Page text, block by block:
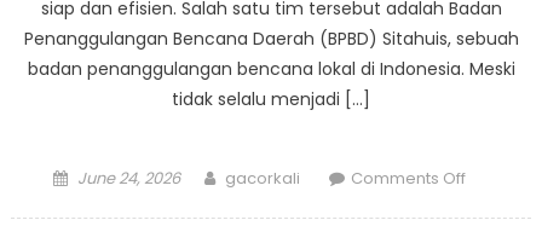
siap dan efisien. Salah satu tim tersebut adalah Badan
Penanggulangan Bencana Daerah (BPBD) Sitahuis, sebuah
badan penanggulangan bencana lokal di Indonesia. Meski
tidak selalu menjadi […]
Posted
June 24, 2026 Author
gacorkali Comments Offon